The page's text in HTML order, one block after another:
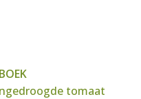
tomaat